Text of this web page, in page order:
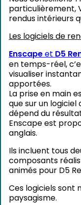
particulièrement,
rendus intérieurs
Les logiciels de
Enscape et D5
en temps-réel,
visualiser
apportées.
La prise en main
que sur un
dépend du
Enscape est
anglais.
Ils incluent tous
composants
animés pour D5
Ces logiciels sont
paysagisme.